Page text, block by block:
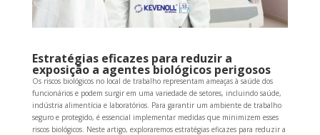
Estratégias eficazes para reduzir a
exposição a agentes biológicos perigosos
Os riscos biológicos no local de trabalho representam ameaças à saúde dos
funcionários e podem surgir em uma variedade de setores, incluindo saúde,
indústria alimentícia e laboratórios. Para garantir um ambiente de trabalho
seguro e protegido, é essencial implementar medidas que minimizem esses
riscos biológicos. Neste artigo, exploraremos estratégias eficazes para reduzir a